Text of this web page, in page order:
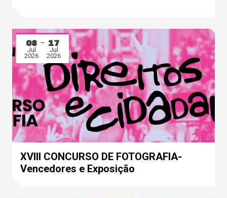
08
Jul
2026
17
Jul
2026
XVIII CONCURSO DE FOTOGRAFIA-
Vencedores e Exposição